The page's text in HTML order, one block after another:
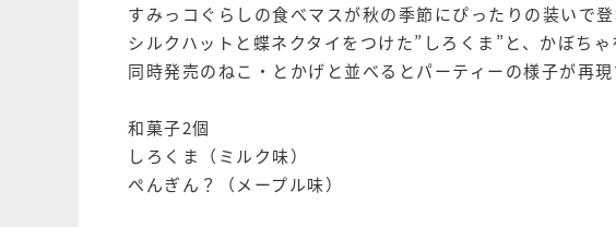
すみっコぐらしの食べマスが秋の季節にぴったりの装いで登
シルクハットと蝶ネクタイをつけた”しろくま”と、かぼち
同時発売のねこ・とかげと並べるとパーティーの様子が再現
和菓子2個
しろくま（ミルク味）
ぺんぎん？（メープル味）